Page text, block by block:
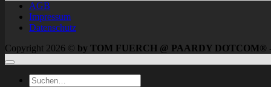
AGB
Impressum
Datenschutz
Copyright 2026 © by TOM FUERCH @ PAARDY